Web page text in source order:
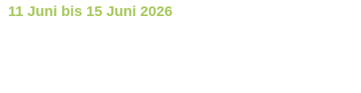
11 Juni bis 15 Juni 2026